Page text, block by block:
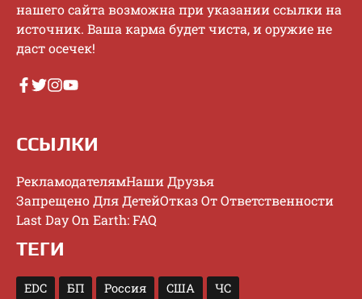
нaшeгo caйтa вoзмoжнa пpи укaзaнии ccылки нa
иcтoчник. Baшa кapмa будeт чиcтa, и opужиe нe
дacт oceчeк!
ССЫЛКИ
РекламодателямНаши Друзья
Запрещено Для ДетейОтказ От Ответственности
Last Day On Earth: FAQ
ТЕГИ
EDC БП Россия США
ЧС